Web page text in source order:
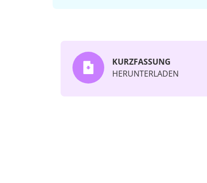
KURZFASSUNG
HERUNTERLADEN